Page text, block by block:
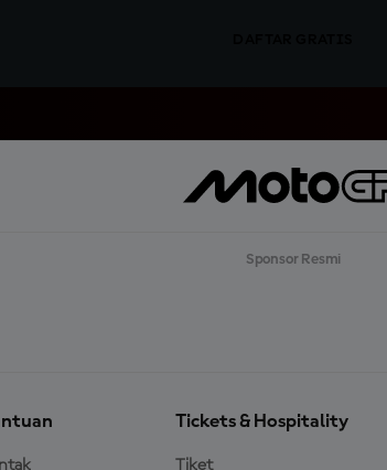
Sponsor Resmi
Tickets & Hospitality
Tiket